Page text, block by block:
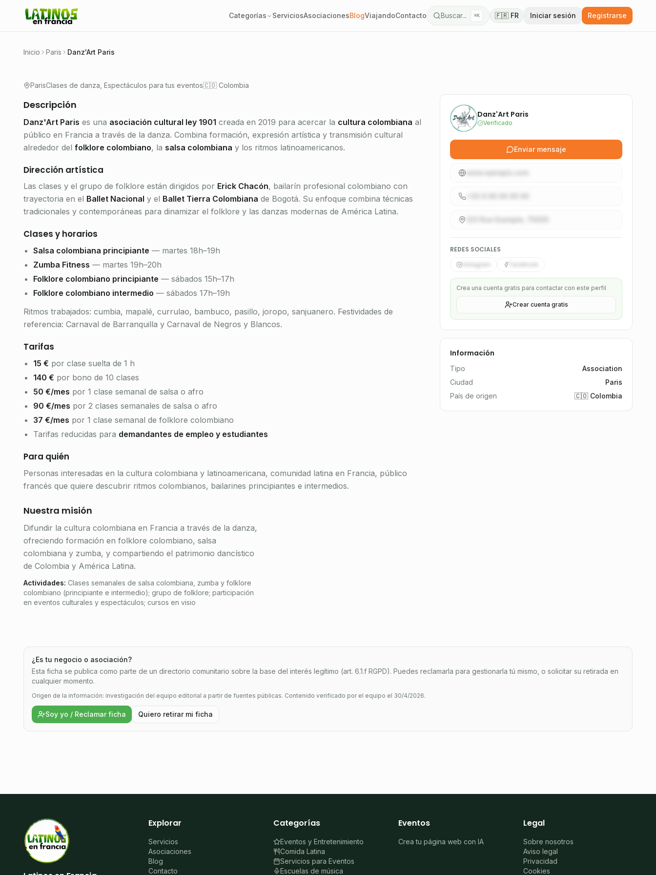
Categorías ServiciosAsociacionesBlogViajandoContacto Buscar... ⌘K 🇫🇷 FR Iniciar sesión Registrarse
Inicio Paris Danz'Art Paris
zumba y folklore colombiano dirigidas por Erick Chacón.
ParisClases de danza, Espectáculos para tus eventos🇨🇴 Colombia
Descripción
Danz'Art Paris es una asociación cultural ley 1901 creada en 2019 para acercar la cultura colombiana al
público en Francia a través de la danza. Combina formación, expresión artística y transmisión cultural
alrededor del folklore colombiano, la salsa colombiana y los ritmos latinoamericanos.
Dirección artística
Las clases y el grupo de folklore están dirigidos por Erick Chacón, bailarín profesional colombiano con
trayectoria en el Ballet Nacional y el Ballet Tierra Colombiana de Bogotá. Su enfoque combina técnicas
tradicionales y contemporáneas para dinamizar el folklore y las danzas modernas de América Latina.
Clases y horarios
Salsa colombiana principiante — martes 18h–19h
Zumba Fitness — martes 19h–20h
Folklore colombiano principiante — sábados 15h–17h
Folklore colombiano intermedio — sábados 17h–19h
Ritmos trabajados: cumbia, mapalé, currulao, bambuco, pasillo, joropo, sanjuanero. Festividades de
referencia: Carnaval de Barranquilla y Carnaval de Negros y Blancos.
Tarifas
15 € por clase suelta de 1 h
140 € por bono de 10 clases
50 €/mes por 1 clase semanal de salsa o afro
90 €/mes por 2 clases semanales de salsa o afro
37 €/mes por 1 clase semanal de folklore colombiano
Tarifas reducidas para demandantes de empleo y estudiantes
Para quién
Personas interesadas en la cultura colombiana y latinoamericana, comunidad latina en Francia, público
francés que quiere descubrir ritmos colombianos, bailarines principiantes e intermedios.
Nuestra misión
Difundir la cultura colombiana en Francia a través de la danza,
ofreciendo formación en folklore colombiano, salsa
colombiana y zumba, y compartiendo el patrimonio dancístico
de Colombia y América Latina.
Actividades: Clases semanales de salsa colombiana, zumba y folklore
colombiano (principiante e intermedio); grupo de folklore; participación
en eventos culturales y espectáculos; cursos en visio
Danz'Art Paris
Verificado
Enviar mensaje
www.ejemplo.com
123 Rue Example, 75000
REDES SOCIALES
Crea una cuenta gratis para contactar con este perfil
Crear cuenta gratis
Información
Tipo
Association
Ciudad
Paris
País de origen
🇨🇴 Colombia
¿Es tu negocio o asociación?
Esta ficha se publica como parte de un directorio comunitario sobre la base del interés legítimo (art. 6.1.f RGPD). Puedes reclamarla para gestionarla tú mismo, o solicitar su retirada en
cualquier momento.
Origen de la información: investigación del equipo editorial a partir de fuentes públicas. Contenido verificado por el equipo el 30/4/2026.
Soy yo / Reclamar ficha Quiero retirar mi ficha
Explorar
Servicios
Asociaciones
Blog
Contacto
Categorías
Eventos y Entretenimiento
Comida Latina
Servicios para Eventos
Escuelas de música
Eventos
Crea tu página web con IA
Legal
Sobre nosotros
Aviso legal
Privacidad
Cookies